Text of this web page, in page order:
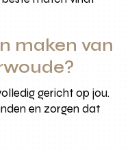
maken van
gericht op jou.
en zorgen dat